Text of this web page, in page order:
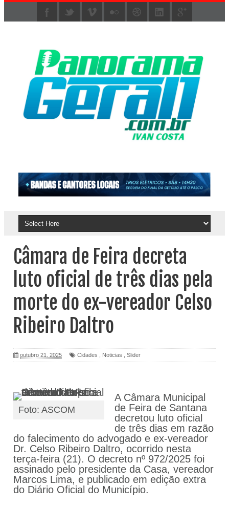
Câmara de Feira decreta
luto oficial de três dias pela
morte do ex-vereador Celso
Ribeiro Daltro
outubro 21, 2025 Cidades Noticias Slider
Foto: ASCOM
A Câmara Municipal
de Feira de Santana
decretou luto oficial
de três dias em razão
do falecimento do advogado e ex-vereador
Dr. Celso Ribeiro Daltro, ocorrido nesta
terça-feira (21). O decreto nº 972/2025 foi
assinado pelo presidente da Casa, vereador
Marcos Lima, e publicado em edição extra
do Diário Oficial do Município.